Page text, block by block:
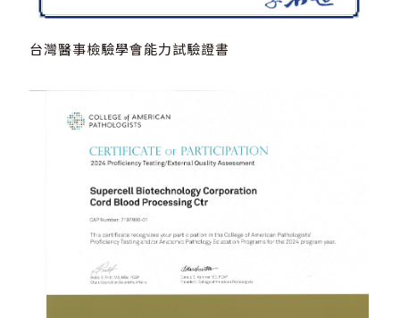
台灣醫事檢驗學會能力試驗證書